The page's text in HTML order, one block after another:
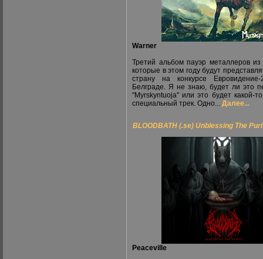
Warner
Третий альбом пауэр металлеров
которые в этом году будут
страну на конкурсе
Белграде. Я не знаю, будет ли это
"Myrskyntuoja" или это будет какой-
специальный трек. Одно... Далее...
BLOODBATH (.se) Unblessing The
Peaceville